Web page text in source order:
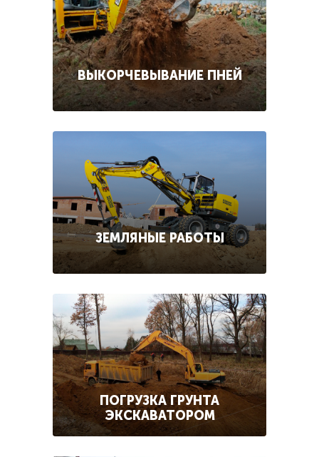
ВЫКОРЧЕВЫВАНИЕ ПНЕЙ
ЗЕМЛЯНЫЕ РАБОТЫ
ПОГРУЗКА ГРУНТА
ЭКСКАВАТОРОМ